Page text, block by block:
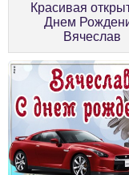
Красивая
Днем
Вячеслав